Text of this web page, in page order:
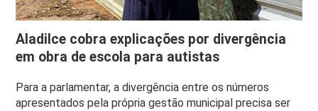
Aladilce cobra explicações por divergência
em obra de escola para autistas
Para a parlamentar, a divergência entre os números
apresentados pela própria gestão municipal precisa ser